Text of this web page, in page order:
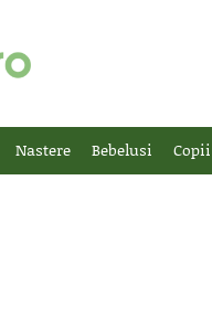
Nastere Bebelusi Copii